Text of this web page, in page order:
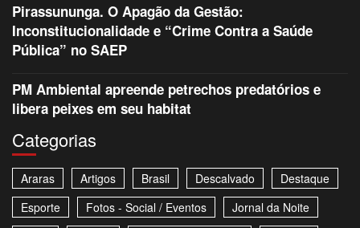
Pirassununga. O Apagão da Gestão:
Inconstitucionalidade e “Crime Contra a Saúde
Pública” no SAEP
PM Ambiental apreende petrechos predatórios e
libera peixes em seu habitat
Categorias
Araras Artigos Brasil Descalvado
Destaque
Esporte
Fotos - Social / Eventos
Jornal da Noite